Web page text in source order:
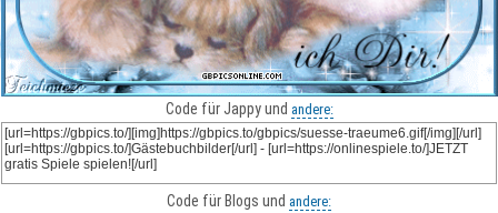
Code für Jappy und andere:
Code für Blogs und andere: